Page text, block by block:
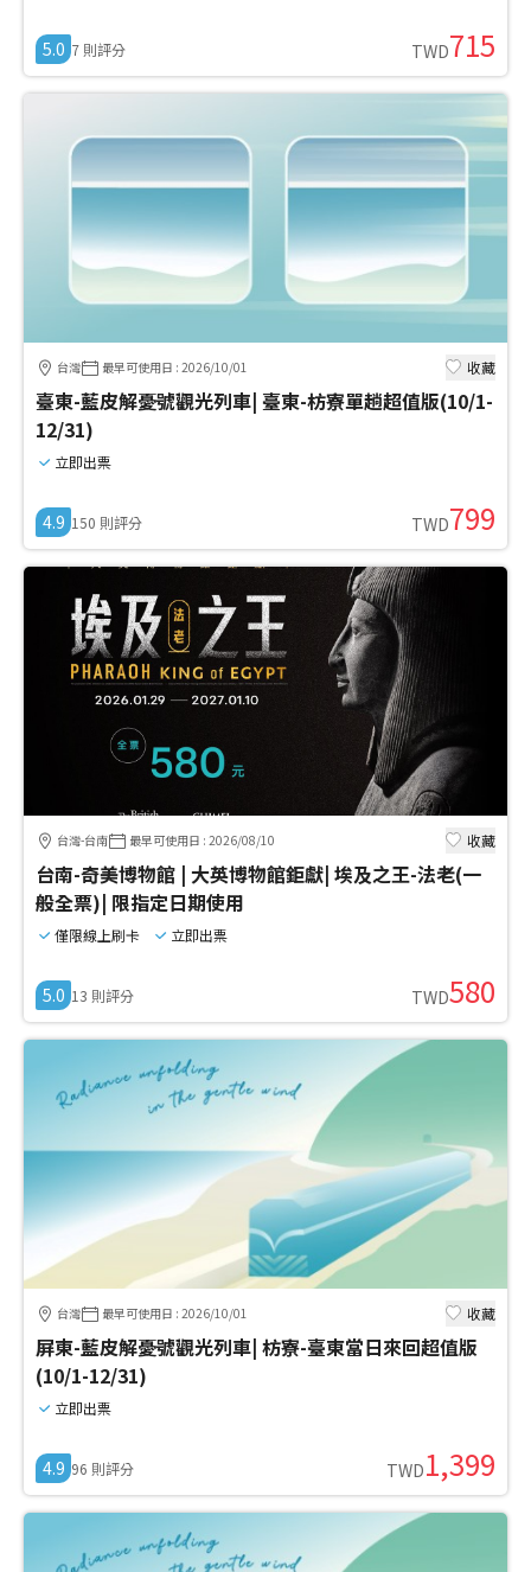
5.0 7 則評分 TWD715
台灣 最早可使用日 : 2026/10/01 收藏
臺東-藍皮解憂號觀光列車| 臺東-枋寮單趟超值版(10/1-
12/31)
立即出票
4.9 150 則評分 TWD799
台灣-台南 最早可使用日 : 2026/08/10 收藏
台南-奇美博物館 | 大英博物館鉅獻| 埃及之王-法老(一
般全票)| 限指定日期使用
僅限線上刷卡 立即出票
5.0 13 則評分 TWD580
台灣 最早可使用日 : 2026/10/01 收藏
屏東-藍皮解憂號觀光列車| 枋寮-臺東當日來回超值版
(10/1-12/31)
立即出票
4.9 96 則評分 TWD1,399